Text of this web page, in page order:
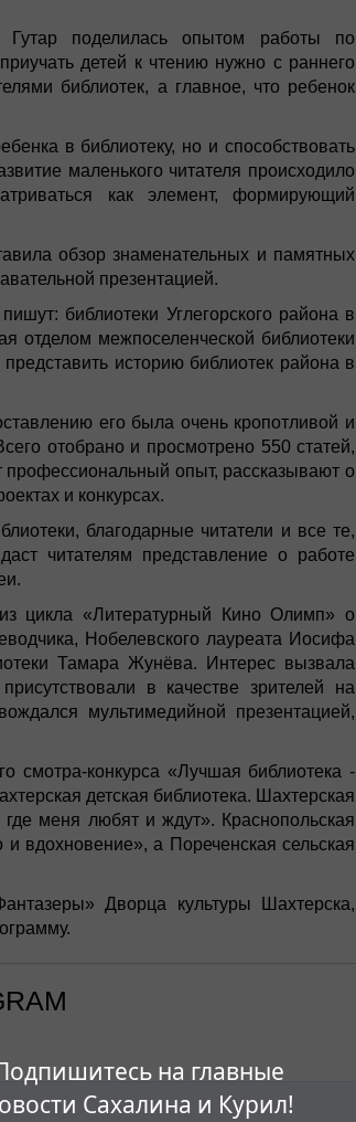
на главные
Сахалина и Курил!
Гутар поделилась опытом работы по
детей к чтению нужно с раннего
библиотек, а главное, что ребенок
в библиотеку, но и способствовать
маленького читателя происходило
как элемент, формирующий
обзор знаменательных и памятных
презентацией.
библиотеки Углегорского района в
отделом межпоселенческой библиотеки
историю библиотек района в
его была очень кропотливой и
отобрано и просмотрено 550 статей,
опыт, рассказывают о
и конкурсах.
благодарные читатели и все те,
читателям представление о работе
цикла «Литературный Кино Олимп» о
Нобелевского лауреата Иосифа
Тамара Жунёва. Интерес вызвала
в качестве зрителей на
мультимедийной презентацией,
смотра-конкурса «Лучшая библиотека -
детская библиотека. Шахтерская
меня любят и ждут». Краснопольская
вдохновение», а Пореченская сельская
Дворца культуры Шахтерска,